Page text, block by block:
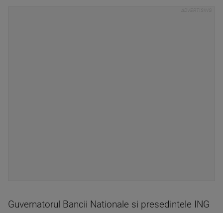
Guvernatorul Bancii Nationale si presedintele ING